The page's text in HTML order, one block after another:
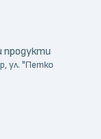
продукти
ул. "Петко